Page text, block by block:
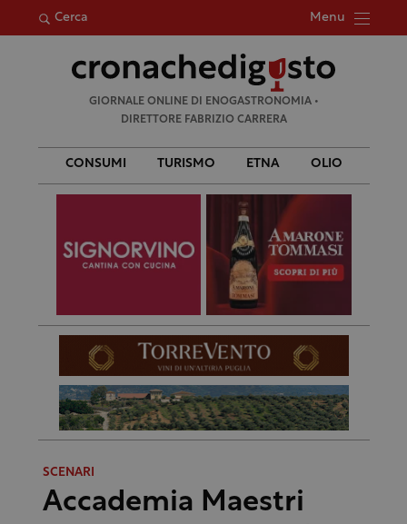
Cerca Menu
per:
GIORNALE ONLINE DI ENOGASTRONOMIA •
DIRETTORE FABRIZIO CARRERA
CONSUMI TURISMO ETNA OLIO
SCENARI
Accademia Maestri